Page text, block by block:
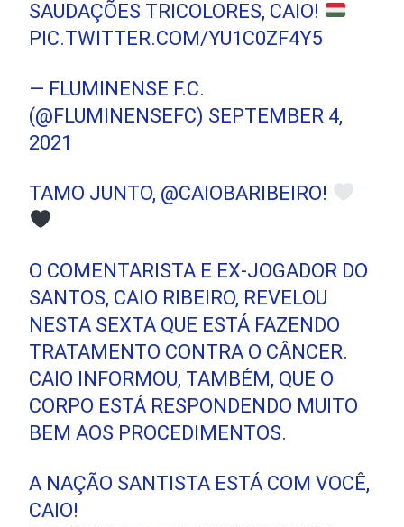
SAUDAÇÕES TRICOLORES, CAIO!
PIC.TWITTER.COM/YU1C0ZF4Y5
— FLUMINENSE F.C.
(@FLUMINENSEFC) SEPTEMBER 4,
2021
TAMO JUNTO, @CAIOBARIBEIRO!
O COMENTARISTA E EX-JOGADOR DO
SANTOS, CAIO RIBEIRO, REVELOU
NESTA SEXTA QUE ESTÁ FAZENDO
TRATAMENTO CONTRA O CÂNCER.
CAIO INFORMOU, TAMBÉM, QUE O
CORPO ESTÁ RESPONDENDO MUITO
BEM AOS PROCEDIMENTOS.
A NAÇÃO SANTISTA ESTÁ COM VOCÊ,
CAIO!